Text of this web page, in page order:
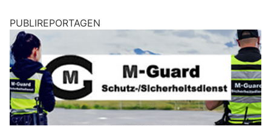
PUBLIREPORTAGEN